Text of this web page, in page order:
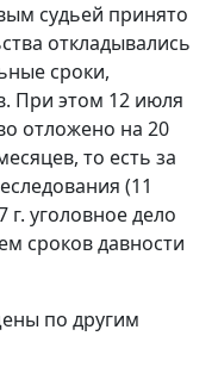
судьей принято
откладывались
сроки,
При этом 12 июля
отложено на 20
то есть за
(11
г. уголовное дело
сроков давности
по другим